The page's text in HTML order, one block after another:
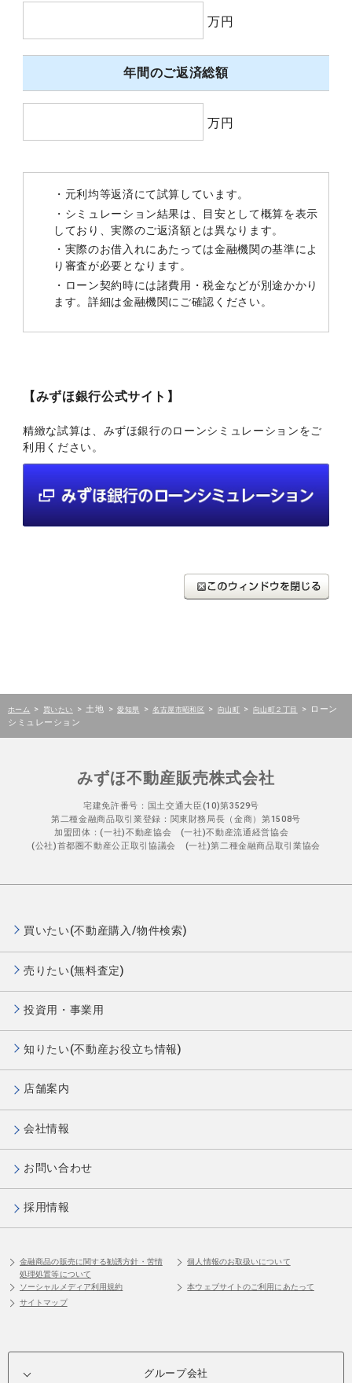
万円
年間のご返済総額
万円
・元利均等返済にて試算しています。
・シミュレーション結果は、目安として概算を表示
しており、実際のご返済額とは異なります。
・実際のお借入れにあたっては金融機関の基準によ
り審査が必要となります。
・ローン契約時には諸費用・税金などが別途かかり
ます。詳細は金融機関にご確認ください。
【みずほ銀行公式サイト】
精緻な試算は、みずほ銀行のローンシミュレーションをご
利用ください。
ホーム > 買いたい > 土地 > 愛知県 > 名古屋市昭和区 > 向山町 > 向山町２丁目 > ローン
シミュレーション
みずほ不動産販売株式会社
宅建免許番号：国土交通大臣(10)第3529号
第二種金融商品取引業登録：関東財務局長（金商）第1508号
加盟団体：(一社)不動産協会 (一社)不動産流通経営協会
(公社)首都圏不動産公正取引協議会 (一社)第二種金融商品取引業協会
買いたい(不動産購入/物件検索)
売りたい(無料査定)
投資用・事業用
知りたい(不動産お役立ち情報)
店舗案内
会社情報
お問い合わせ
採用情報
金融商品の販売に関する勧誘方針・苦情
処理処置等について
個人情報のお取扱いについて
ソーシャルメディア利用規約
本ウェブサイトのご利用にあたって
サイトマップ
グループ会社